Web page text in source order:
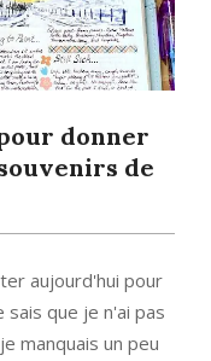
donner
de
aujourd'hui pour
sais que je n'ai pas
manquais un peu